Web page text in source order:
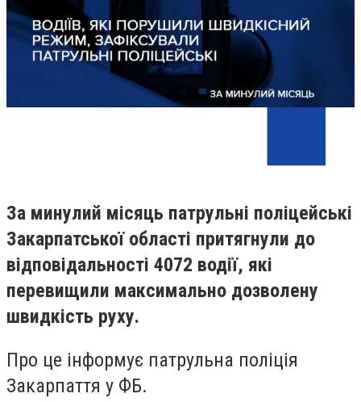
За минулий місяць патрульні поліцейські
Закарпатської області притягнули до
відповідальності 4072 водії, які
перевищили максимально дозволену
швидкість руху.
Про це інформує патрульна поліція
Закарпаття у ФБ.